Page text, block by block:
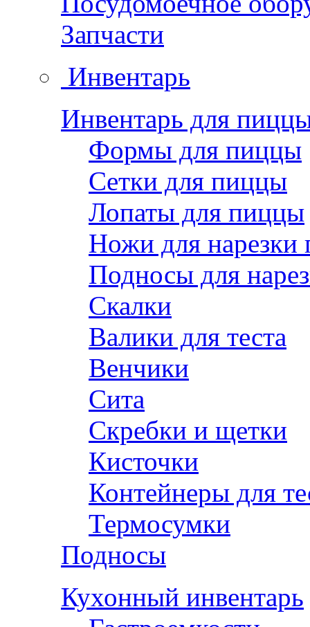
Запчасти
Инвентарь
Инвентарь для
Формы для пиццы
Сетки для пиццы
Лопаты для пиццы
Ножи для нарезки
Подносы для
Скалки
Валики для теста
Венчики
Сита
Скребки и щетки
Кисточки
Контейнеры для
Термосумки
Подносы
Кухонный инвентарь